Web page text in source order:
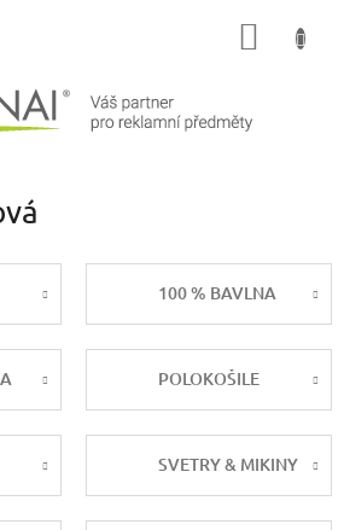
100 % BAVLNA
POLOKOŠILE
SVETRY & MIKINY